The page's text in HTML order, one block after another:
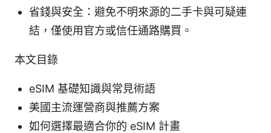
省錢與安全：避免不明來源的二手卡與可疑連
結，僅使用官方或信任通路購買。
本文目錄
eSIM 基礎知識與常見術語
美國主流運營商與推薦方案
如何選擇最適合你的 eSIM 計畫